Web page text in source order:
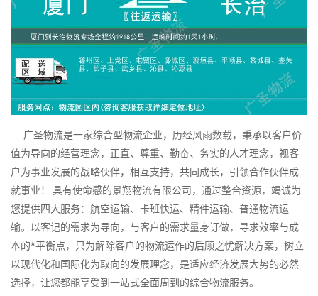
广圣物流是一家综合型物流企业，历经风雨数载，秉承以客户价
值为导向的经营理念，正直、尊重、勤奋、务实的人才理念，视客
户为事业发展的战略伙伴，相互支持，共同成长，引领合作伙伴成
就事业！ 具有使命感的景翔物流有限公司，通过整合资源，竭诚为
您提供四大服务：航空运输、卡班快运、精件运输、普通物流运
输。以客记的需求为导向，与客户的需求量身订做，寻求效率与成
本的*平衡点，只为解除客户的物流运作的后顾之忧解决方案，树立
以现代化和国际化为取向的发展理念，是适应经济发展大势的必然
选择，让您都能享受到一站式全面周到的综合物流服务。